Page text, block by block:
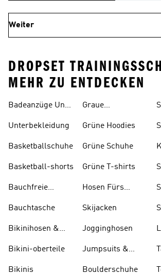
Weiter
DROPSET
MEHR ZU ENTDECKEN
Badeanzüge Und
Unterbekleidung
Basketballschuhe
Basketball-shorts
Bauchfreie
Bauchtasche
Bikinihosen &
Bikini-oberteile
Bikinis
Graue
Grüne Hoodies
Grüne Schuhe
Grüne T-shirts
Hosen Fürs
Skijacken
Jogginghosen
Jumpsuits &
Boulderschuhe